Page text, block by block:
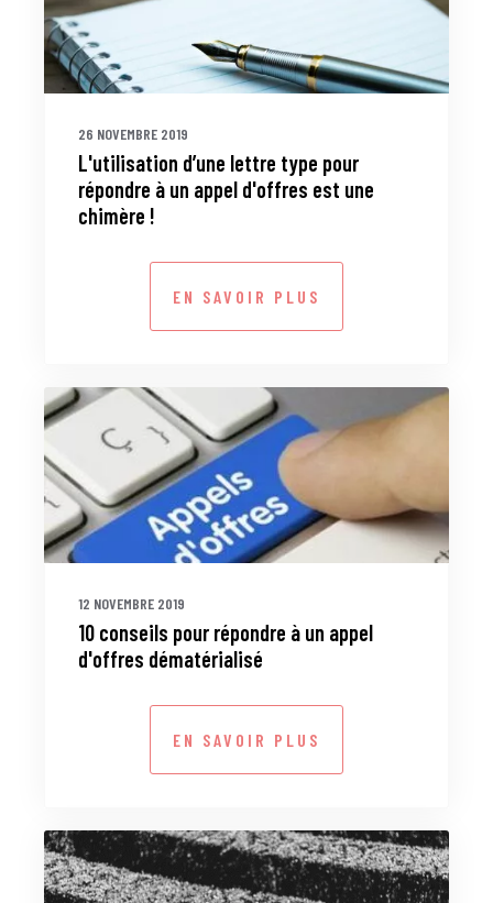
26 NOVEMBRE 2019
L'utilisation d’une lettre type pour
répondre à un appel d'offres est une
chimère !
EN SAVOIR PLUS
12 NOVEMBRE 2019
10 conseils pour répondre à un appel
d'offres dématérialisé
EN SAVOIR PLUS